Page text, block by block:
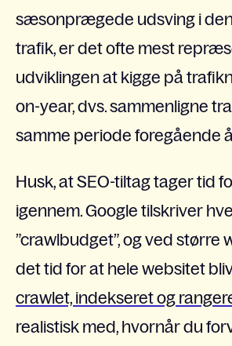
sæsonprægede udsving i
trafik, er det ofte mest
udviklingen at kigge på
on-year, dvs. sammenligne
samme periode foregående
Husk, at SEO-tiltag tager tid
igennem. Google tilskriver
”crawlbudget”, og ved større
det tid for at hele websitet
crawlet, indekseret og
realistisk med, hvornår du